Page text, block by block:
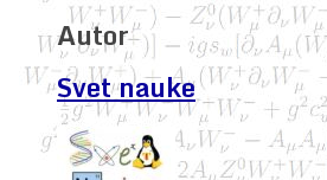
Autor
Svet nauke